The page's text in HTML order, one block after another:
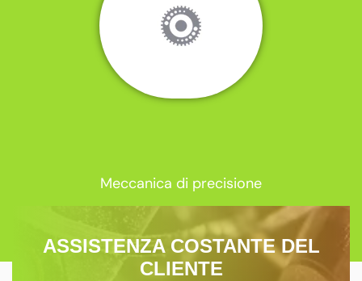
Meccanica di precisione
ASSISTENZA COSTANTE DEL
CLIENTE